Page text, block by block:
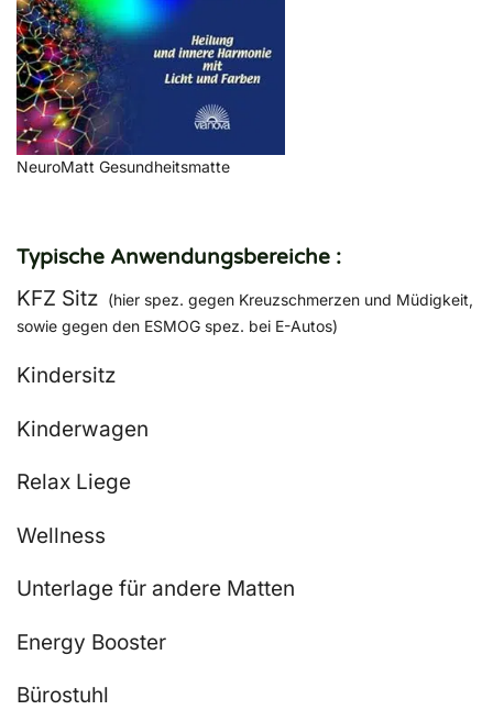
NeuroMatt Gesundheitsmatte
Typische Anwendungsbereiche :
KFZ Sitz (hier spez. gegen Kreuzschmerzen und Müdigkeit,
sowie gegen den ESMOG spez. bei E-Autos)
Kindersitz
Kinderwagen
Relax Liege
Wellness
Unterlage für andere Matten
Energy Booster
Bürostuhl